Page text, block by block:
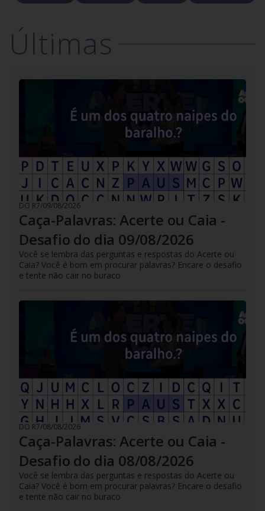
Últimas
DO R7/09/08/2026
Caça-Palavras: Acerte ou Caia -
Desafio do dia 09/08/2026
Você se lembra das perguntas e respostas do Acerte ou
Caia? Você é bom em procurar palavras? Encare o desafio
e tente não cair no buraco
DO R7/08/08/2026
Caça-Palavras: Acerte ou Caia -
Desafio do dia 08/08/2026
Você se lembra das perguntas e respostas do Acerte ou
Caia? Você é bom em procurar palavras? Encare o desafio
e tente não cair no buraco